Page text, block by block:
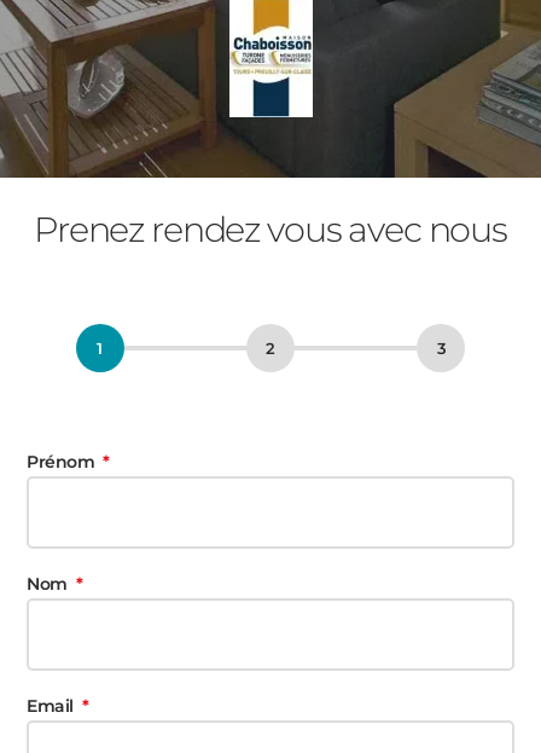
Prenez rendez vous avec nous
Prénom
Nom
Email